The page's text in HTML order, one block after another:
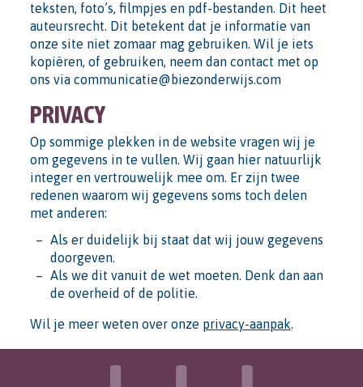
teksten, foto’s, filmpjes en pdf-bestanden. Dit heet
auteursrecht. Dit betekent dat je informatie van
onze site niet zomaar mag gebruiken. Wil je iets
kopiëren, of gebruiken, neem dan contact met op
ons via communicatie@biezonderwijs.com
PRIVACY
Op sommige plekken in de website vragen wij je
om gegevens in te vullen. Wij gaan hier natuurlijk
integer en vertrouwelijk mee om. Er zijn twee
redenen waarom wij gegevens soms toch delen
met anderen:
Als er duidelijk bij staat dat wij jouw gegevens
doorgeven.
Als we dit vanuit de wet moeten. Denk dan aan
de overheid of de politie.
Wil je meer weten over onze privacy-aanpak.